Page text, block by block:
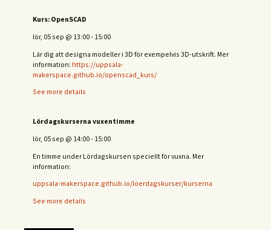
Kurs: OpenSCAD
lör, 05 sep @ 13:00- 15:00
Lär dig att designa modeller i 3D för exempelvis 3D-utskrift. Mer
information: https://uppsala-
makerspace.github.io/openscad_kurs/
See more details
Lördagskurserna vuxentimme
lör, 05 sep @ 14:00- 15:00
En timme under Lördagskursen speciellt för vuxna. Mer
information:
uppsala-makerspace.github.io/loerdagskurser/kurserna
See more details